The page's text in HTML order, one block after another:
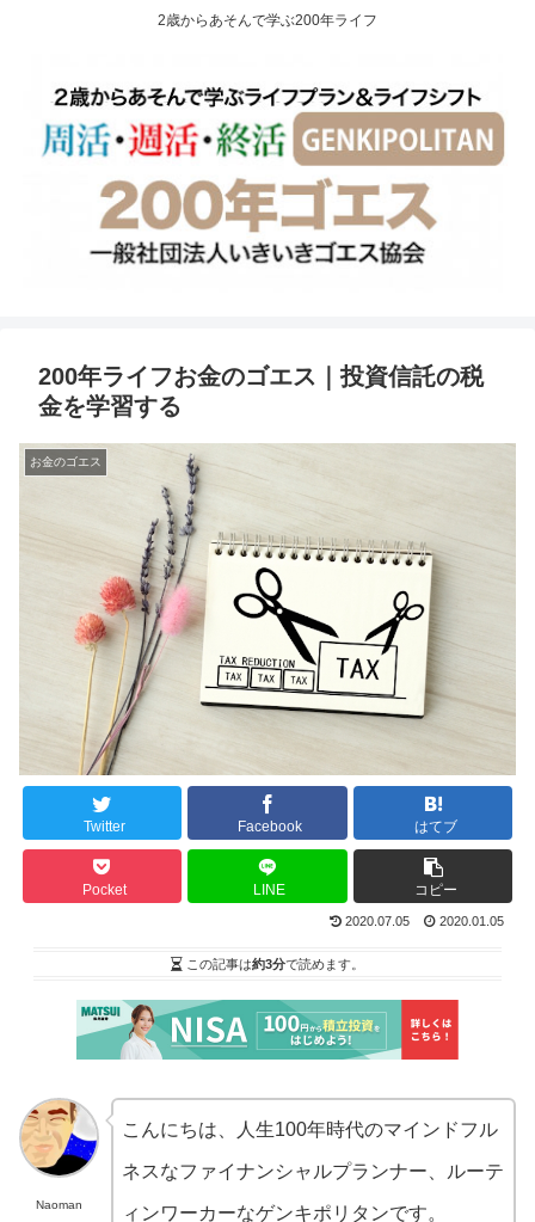
2歳からあそんで学ぶ200年ライフ
200年ライフお金のゴエス｜投資信託の税
金を学習する
お金のゴエス
Twitter Facebook はてブ
Pocket LINE コピー
2020.07.05 2020.01.05
この記事は約3分で読めます。
Naoman
こんにちは、人生100年時代のマインドフル
ネスなファイナンシャルプランナー、ルーテ
ィンワーカーなゲンキポリタンです。